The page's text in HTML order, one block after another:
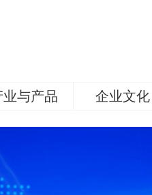
业与产品 企业文化